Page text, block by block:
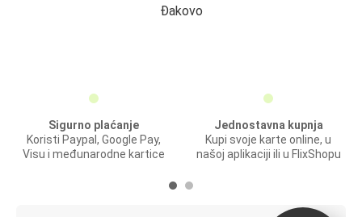
Đakovo
Sigurno plaćanje
Koristi Paypal, Google Pay,
Visu i međunarodne kartice
Jednostavna kupnja
Kupi svoje karte online, u
našoj aplikaciji ili u FlixShopu